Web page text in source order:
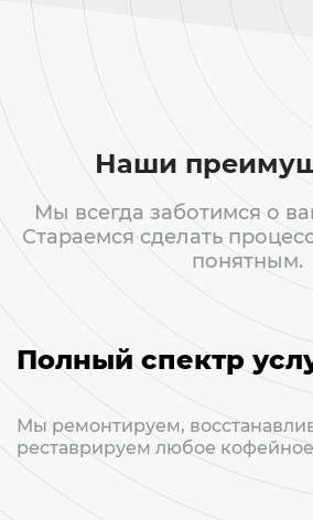
Наши
Мы всегда заботимся о
Стараемся сделать
понятным.
Полный спектр
Мы ремонтируем,
реставрируем любое